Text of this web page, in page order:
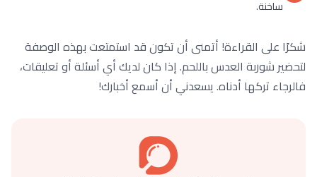
ساخنة.
شكرًا على القراءة! أتمنى أن تكون قد استمتعت بهذه الوصفة
لتحضير شوربة العدس باللحم. إذا كان لديك أي أسئلة أو تعليقات،
فالرجاء تركها أدناه. يسعدني أن أسمع أخبارك!